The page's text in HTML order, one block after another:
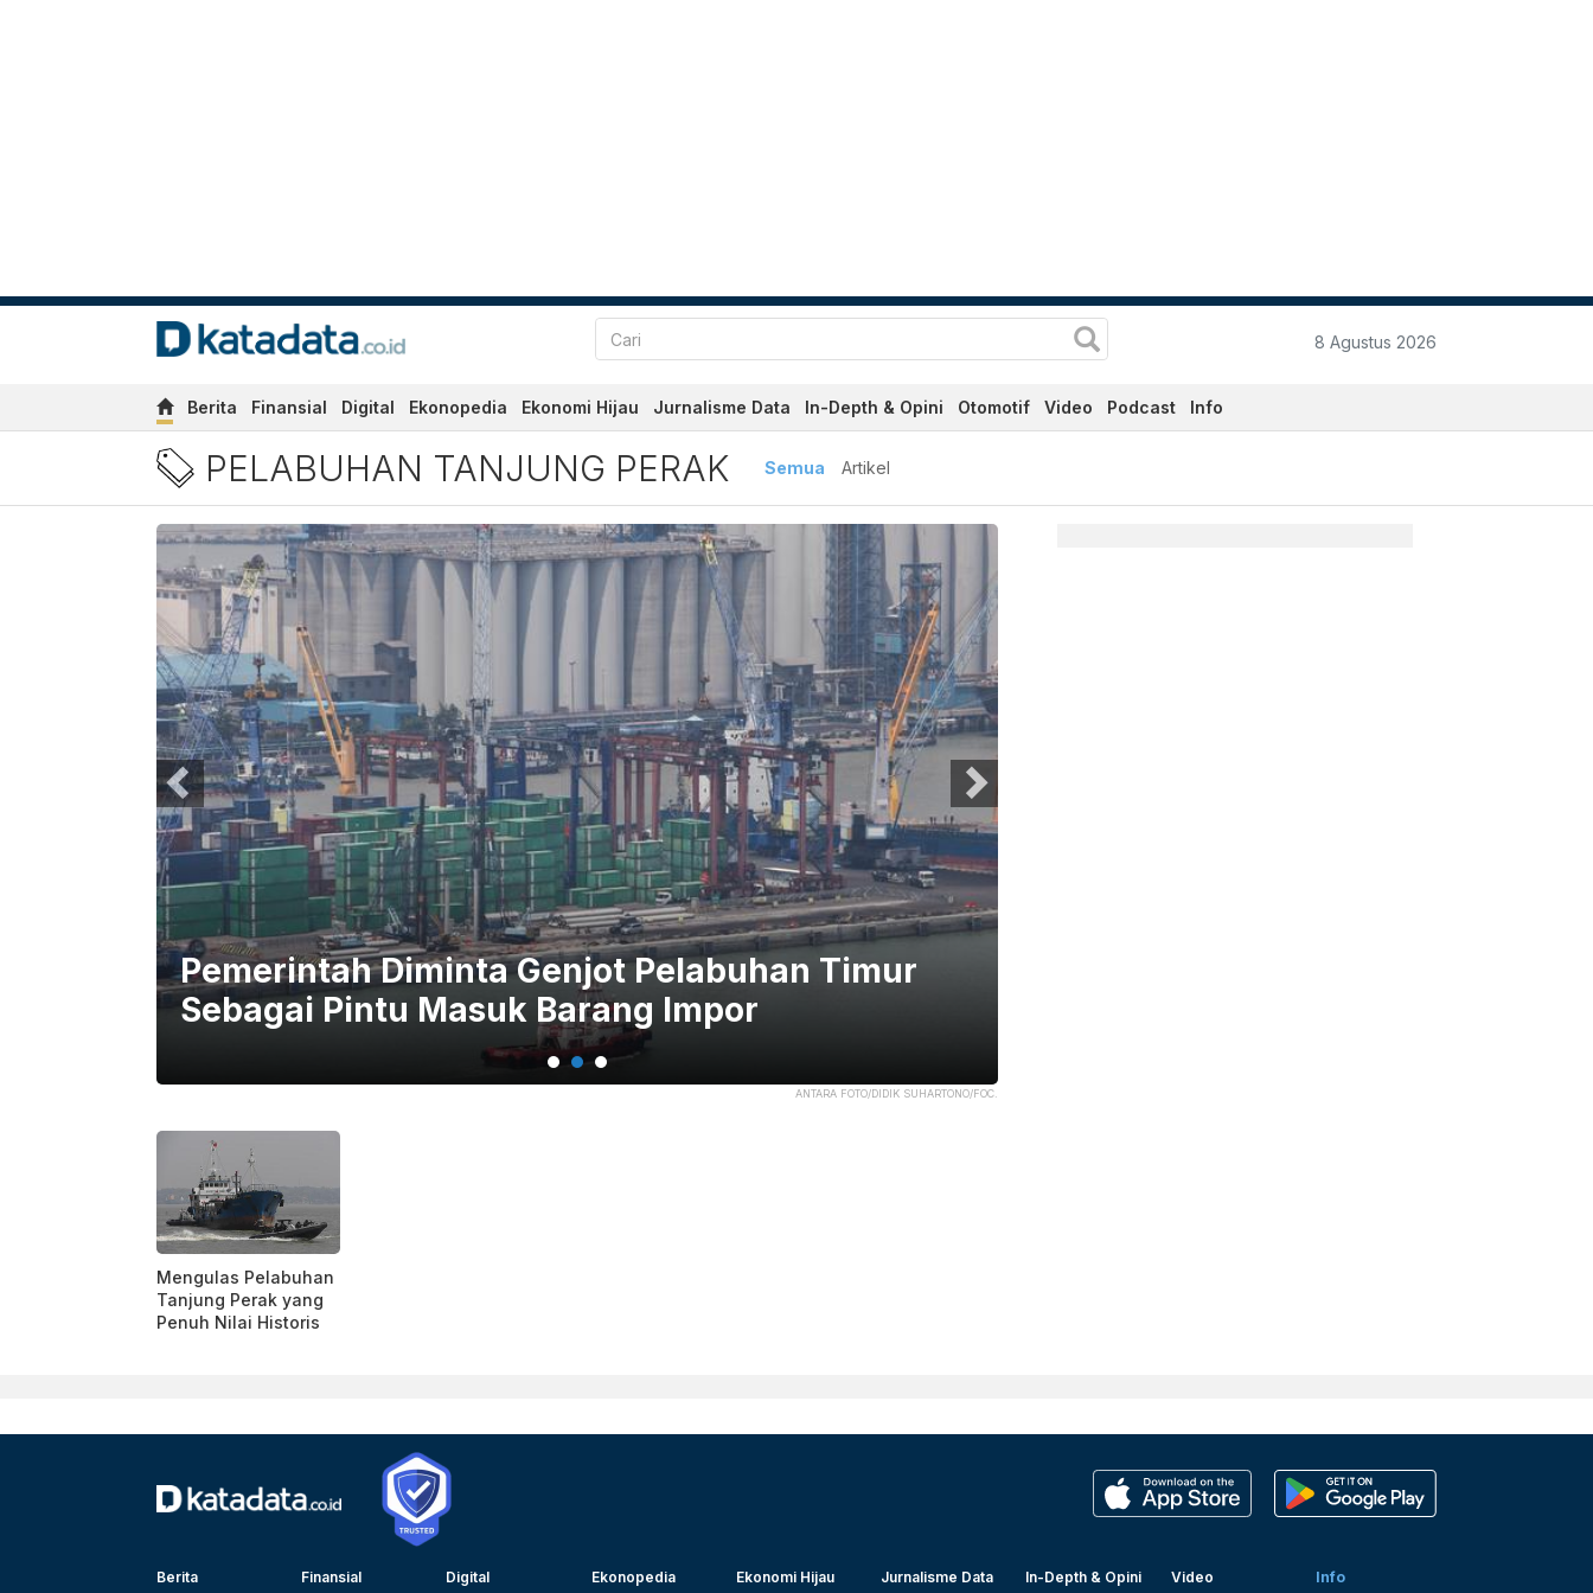
8 Agustus 2026
Berita Finansial Digital Ekonopedia Ekonomi Hijau Jurnalisme Data In-Depth & Opini Otomotif Video Podcast Info
Berita Pelabuhan Tanjung Perak Terbaru dan Terkini Hari Ini - Katadata.co.id
PELABUHAN TANJUNG PERAK Semua Artikel
ANTARA FOTO/DIDIK SUHARTONO/FOC.
Pemerintah Diminta Genjot Pelabuhan Timur
Sebagai Pintu Masuk Barang Impor
Mengulas Pelabuhan
Tanjung Perak yang
Penuh Nilai Historis
Berita Finansial Digital Ekonopedia Ekonomi Hijau Jurnalisme Data In-Depth & Opini Video
Info